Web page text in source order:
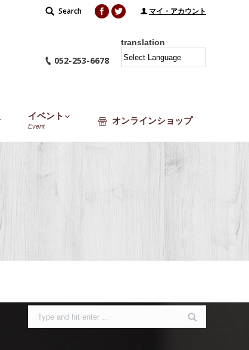
Search:
Search Facebook
Twitter マイ・アカウント
052-253-6678
translation
イベント
Event
オンラインショップ
Search: